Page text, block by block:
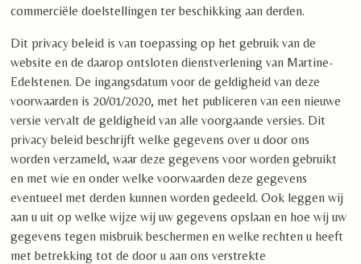
commerciële doelstellingen ter beschikking aan derden.
Dit privacy beleid is van toepassing op het gebruik van de
website en de daarop ontsloten dienstverlening van Martine-
Edelstenen. De ingangsdatum voor de geldigheid van deze
voorwaarden is 20/01/2020, met het publiceren van een nieuwe
versie vervalt de geldigheid van alle voorgaande versies. Dit
privacy beleid beschrijft welke gegevens over u door ons
worden verzameld, waar deze gegevens voor worden gebruikt
en met wie en onder welke voorwaarden deze gegevens
eventueel met derden kunnen worden gedeeld. Ook leggen wij
aan u uit op welke wijze wij uw gegevens opslaan en hoe wij uw
gegevens tegen misbruik beschermen en welke rechten u heeft
met betrekking tot de door u aan ons verstrekte